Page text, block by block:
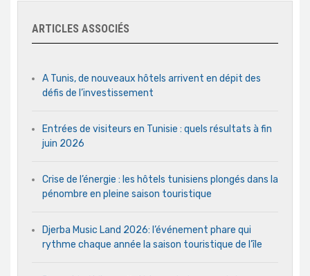
ARTICLES ASSOCIÉS
A Tunis, de nouveaux hôtels arrivent en dépit des
défis de l’investissement
Entrées de visiteurs en Tunisie : quels résultats à fin
juin 2026
Crise de l’énergie : les hôtels tunisiens plongés dans la
pénombre en pleine saison touristique
Djerba Music Land 2026: l’événement phare qui
rythme chaque année la saison touristique de l’île